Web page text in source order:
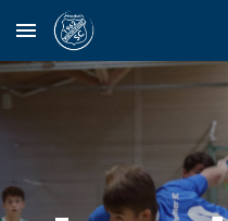
Skip to main content